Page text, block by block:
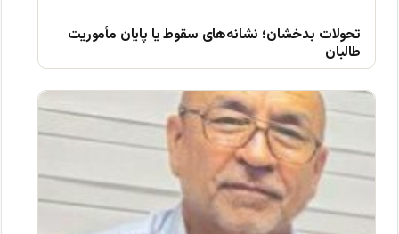
تحولات بدخشان؛ نشانه‌های سقوط یا پایان مأموریت
طالبان